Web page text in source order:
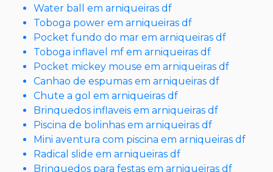
Water ball em arniqueiras df
Toboga power em arniqueiras df
Pocket fundo do mar em arniqueiras df
Toboga inflavel mf em arniqueiras df
Pocket mickey mouse em arniqueiras df
Canhao de espumas em arniqueiras df
Chute a gol em arniqueiras df
Brinquedos inflaveis em arniqueiras df
Piscina de bolinhas em arniqueiras df
Mini aventura com piscina em arniqueiras df
Radical slide em arniqueiras df
Brinquedos para festas em arniqueiras df